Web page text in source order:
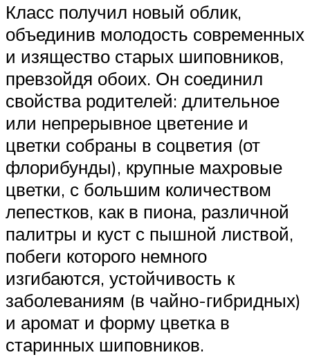
Класс получил новый облик,
объединив молодость современных
и изящество старых шиповников,
превзойдя обоих. Он соединил
свойства родителей: длительное
или непрерывное цветение и
цветки собраны в соцветия (от
флорибунды), крупные махровые
цветки, с большим количеством
лепестков, как в пиона, различной
палитры и куст с пышной листвой,
побеги которого немного
изгибаются, устойчивость к
заболеваниям (в чайно-гибридных)
и аромат и форму цветка в
старинных шиповников.